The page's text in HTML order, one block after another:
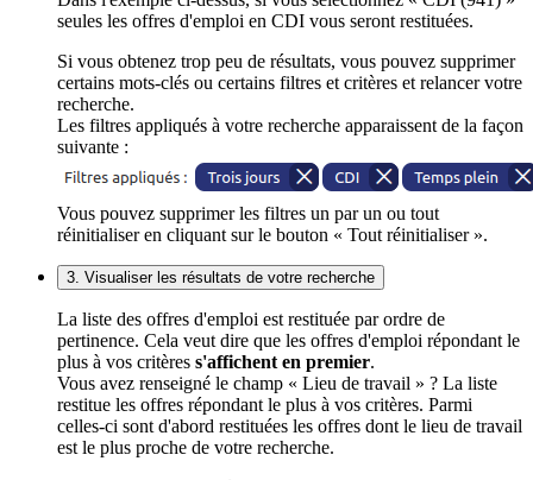
seules les offres d'emploi en CDI vous seront restituées.
Si vous obtenez trop peu de résultats, vous pouvez supprimer
certains mots-clés ou certains filtres et critères et relancer votre
recherche.
Les filtres appliqués à votre recherche apparaissent de la façon
suivante :
Vous pouvez supprimer les filtres un par un ou tout
réinitialiser en cliquant sur le bouton « Tout réinitialiser ».
3. Visualiser les résultats de votre recherche
La liste des offres d'emploi est restituée par ordre de
pertinence. Cela veut dire que les offres d'emploi répondant le
plus à vos critères s'affichent en premier.
Vous avez renseigné le champ « Lieu de travail » ? La liste
restitue les offres répondant le plus à vos critères. Parmi
celles-ci sont d'abord restituées les offres dont le lieu de travail
est le plus proche de votre recherche.